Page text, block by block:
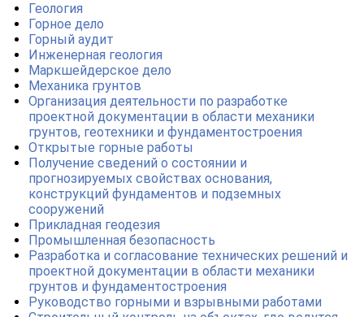
Геология
Горное дело
Горный аудит
Инженерная геология
Маркшейдерское дело
Механика грунтов
Организация деятельности по разработке
проектной документации в области механики
грунтов, геотехники и фундаментостроения
Открытые горные работы
Получение сведений о состоянии и
прогнозируемых свойствах основания,
конструкций фундаментов и подземных
сооружений
Прикладная геодезия
Промышленная безопасность
Разработка и согласование технических решений и
проектной документации в области механики
грунтов и фундаментостроения
Руководство горными и взрывными работами